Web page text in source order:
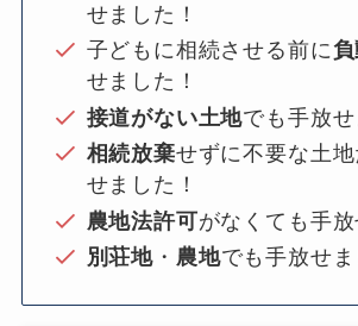
せました！
子どもに相続させる前に
せました！
接道がない土地でも手放せ
相続放棄せずに不要な土
せました！
農地法許可がなくても手放
別荘地 ・ 農地でも手放せま